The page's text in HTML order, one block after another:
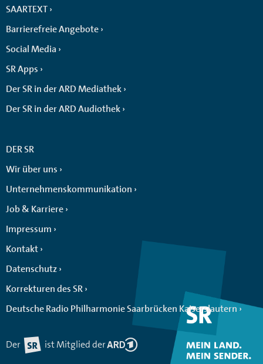
SAARTEXT
Barrierefreie Angebote
Social Media
SR Apps
Der SR in der ARD Mediathek
Der SR in der ARD Audiothek
DER SR
Wir über uns
Unternehmenskommunikation
Job & Karriere
Impressum
Kontakt
Datenschutz
Korrekturen des SR
Deutsche Radio Philharmonie Saarbrücken Kaiserslautern
Der ist Mitglied der